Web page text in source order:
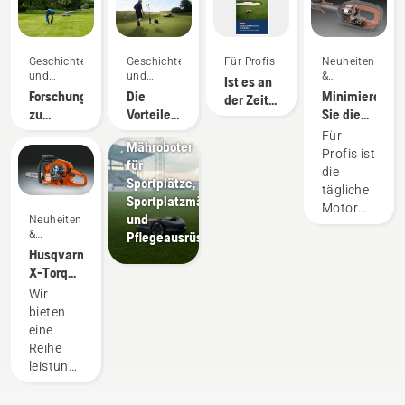
Geschichten
und
Inspiration
Forschung
zu
Mähen
Neuheiten
&
Produkte
Husqvarna
X-Torq®-
Motor
erklärt
Wir
bieten
eine
Reihe
leistungsstarker
Geschichten
und
Inspiration
Die
Vorteile
Greenkeeper
durch
autonomes
Mähen
Mähroboter
für
Sportplätze,
Sportplatzmäher
und
Pflegeausrüstung
Für Profis
Ist es an
der Zeit,
Neuheiten
&
Produkte
Minimieren
Sie die
Wartung
mit
Akkugeräten
Für
Profis ist
die
tägliche